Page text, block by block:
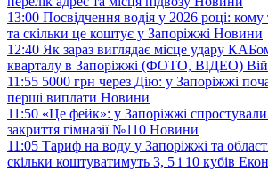
13:00 Посвідчення водія у 2026 році: кому
та скільки це коштує у Запоріжжі Новини
12:40 Як зараз виглядає місце удару
кварталу в Запоріжжі (ФОТО, ВІДЕО)
11:55 5000 грн через Дію: у Запоріжжі
перші виплати Новини
11:50 «Це фейк»: у Запоріжжі
закриття гімназії №110 Новини
11:05 Тариф на воду у Запоріжжі та
скільки коштуватимуть 3, 5 і 10 кубів